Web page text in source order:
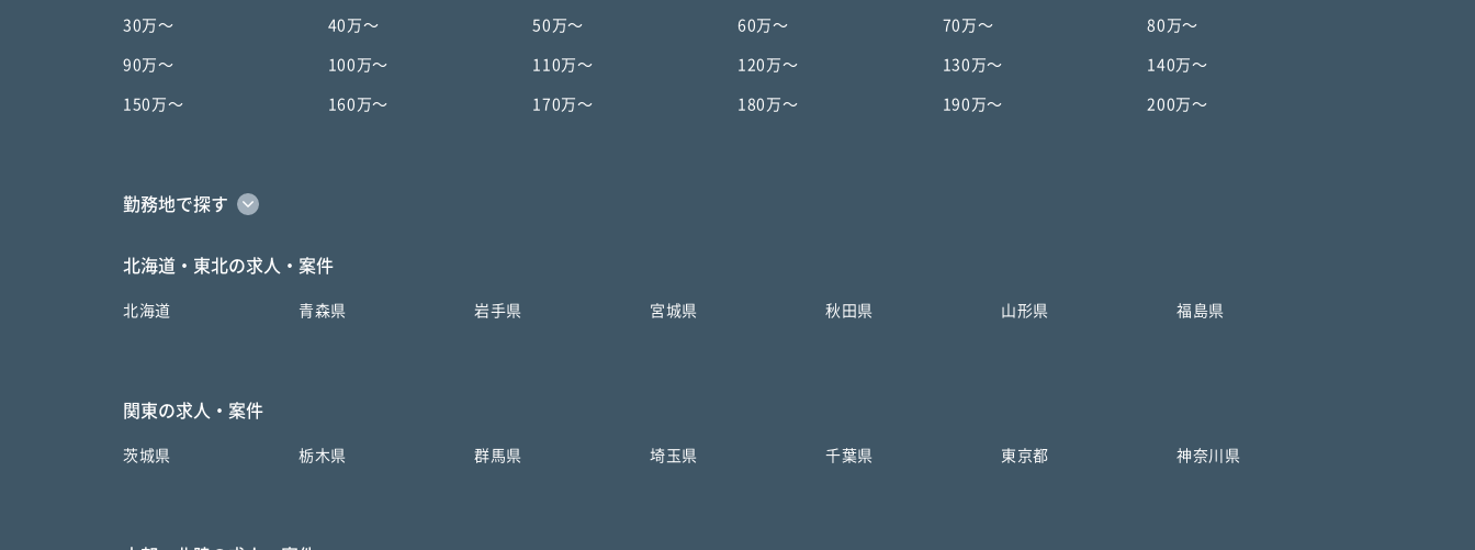
30万〜 40万〜 50万〜 60万〜 70万〜 80万〜
90万〜 100万〜 110万〜 120万〜 130万〜 140万〜
150万〜 160万〜 170万〜 180万〜 190万〜 200万〜
勤務地で探す
北海道・東北の求人・案件
北海道 青森県 岩手県 宮城県 秋田県 山形県 福島県
関東の求人・案件
茨城県 栃木県 群馬県 埼玉県 千葉県 東京都 神奈川県